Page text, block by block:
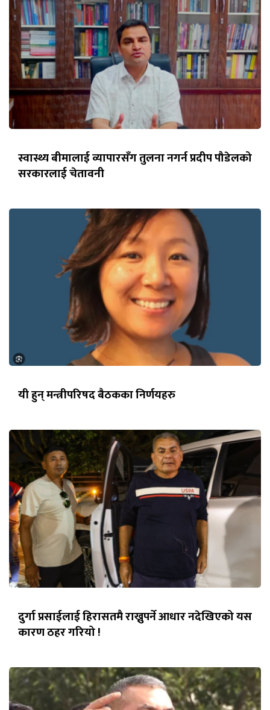
स्वास्थ्य बीमालाई व्यापारसँग तुलना नगर्न प्रदीप पौडेलको
सरकारलाई चेतावनी
यी हुन् मन्त्रीपरिषद बैठकका निर्णयहरु
दुर्गा प्रसाईलाई हिरासतमै राख्नुपर्ने आधार नदेखिएको यस
कारण ठहर गरियो !